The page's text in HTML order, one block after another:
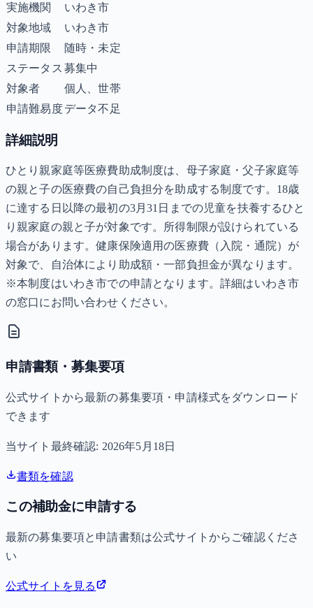
実施機関
いわき市
対象地域
いわき市
申請期限
随時・未定
ステータス 募集中
対象者
個人、世帯
申請難易度データ不足
詳細説明
ひとり親家庭等医療費助成制度は、母子家庭・父子家庭等
の親と子の医療費の自己負担分を助成する制度です。18歳
に達する日以降の最初の3月31日までの児童を扶養するひと
り親家庭の親と子が対象です。所得制限が設けられている
場合があります。健康保険適用の医療費（入院・通院）が
対象で、自治体により助成額・一部負担金が異なります。
※本制度はいわき市での申請となります。詳細はいわき市
の窓口にお問い合わせください。
申請書類・募集要項
公式サイトから最新の募集要項・申請様式をダウンロード
できます
当サイト最終確認: 2026年5月18日
書類を確認
この補助金に申請する
最新の募集要項と申請書類は公式サイトからご確認くださ
い
公式サイトを見る